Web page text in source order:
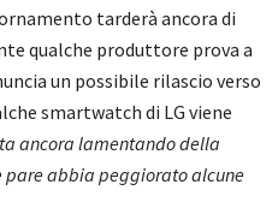
tarderà ancora di
qualche produttore prova a
un possibile rilascio verso
smartwatch di LG viene
ancora lamentando della
abbia peggiorato alcune